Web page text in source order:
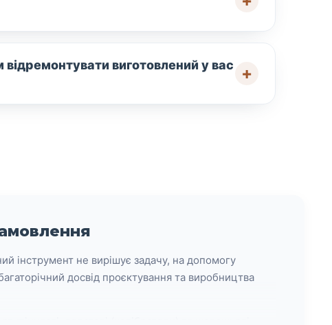
виготовлений у вас
інструмент не вирішує задачу, на допомогу
досвід проєктування та виробництва